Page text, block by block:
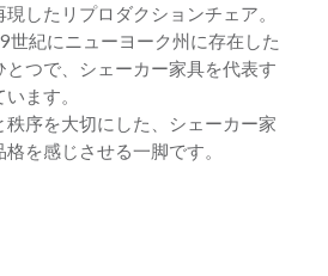
したリプロダクションチェア。
世紀にニューヨーク州に存在した
つで、シェーカー家具を代表す
ます。
序を大切にした、シェーカー家
を感じさせる一脚です。